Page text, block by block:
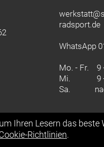
radsport.de
WhatsApp
Mo. - Fr. 9
Mi.
9
Sa.
Ihren Lesern das
Richtlinien.